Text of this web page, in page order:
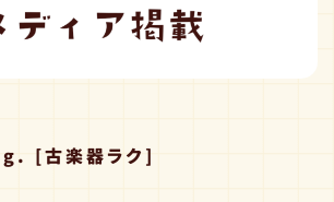
[古楽器ラク]